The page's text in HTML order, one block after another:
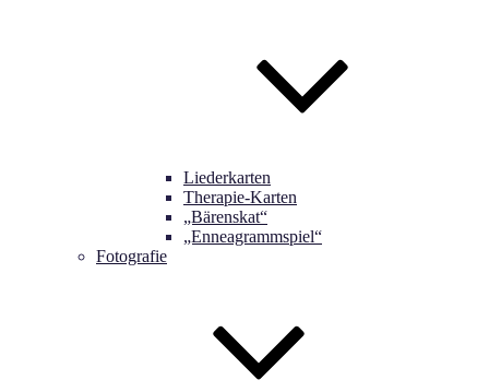
Liederkarten
Therapie-Karten
„Bärenskat“
„Enneagrammspiel“
Fotografie